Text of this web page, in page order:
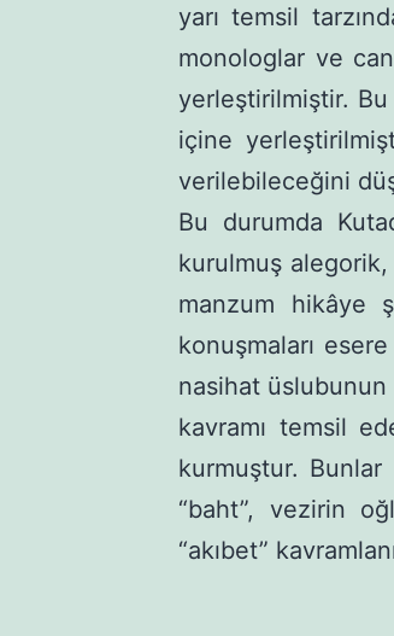
yarı temsil
monologlar ve
yerleştirilmiştir.
içine
verilebileceğini
Bu durumda
kurulmuş
manzum hikâye
konuşmaları
nasihat
kavramı temsil
kurmuştur. Bunlar
“baht”, vezirin
“akıbet”